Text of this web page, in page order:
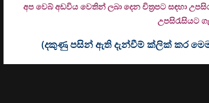
අප වෙබ් අඩවිය වෙතින් ලබා දෙන චිත්‍රපට සඳහා
උපසිරැසියට
(දකුණු පසින් ඇති දැන්වීම් ක්ලික් කර